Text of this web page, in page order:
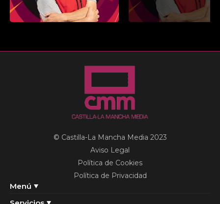
Menú
© Castilla-La Mancha Media 2023
Aviso Legal
Política de Cookies
Política de Privacidad